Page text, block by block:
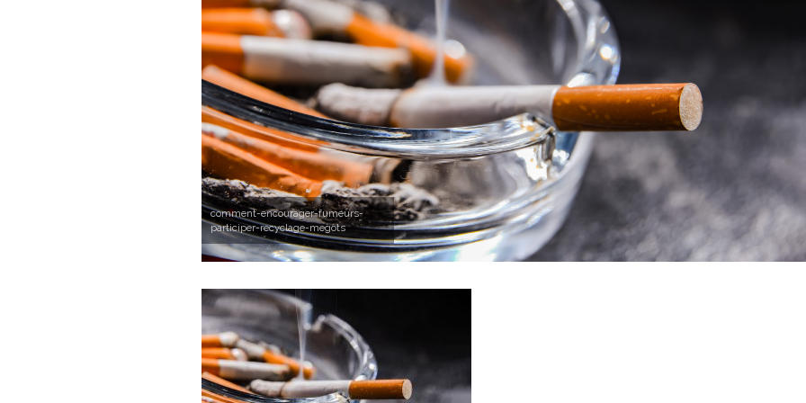
comment-encourager-fumeurs-
participer-recyclage-megots